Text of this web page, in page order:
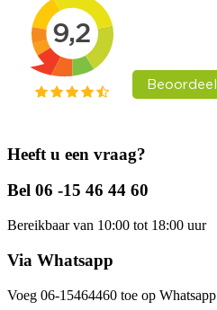
Heeft u een vraag?
Bel 06 -15 46 44 60
Bereikbaar van 10:00 tot 18:00 uur
Via Whatsapp
Voeg 06-15464460 toe op Whatsapp